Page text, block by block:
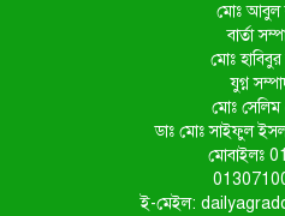
মোঃ আবুল
বার্তা
মোঃ
যুগ্ন
মোঃ
ডাঃ মোঃ সাইফুল
মোবাইলঃ
ই-মেইল: